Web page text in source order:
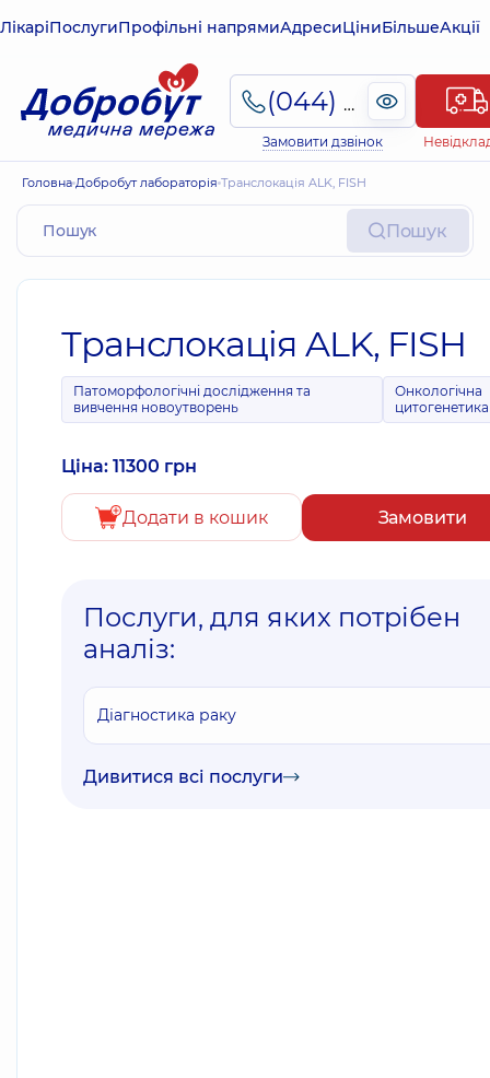
ЛікаріПослугиПрофільні напрямиАдресиЦіниБільшеАкції
(044) 495-2-888
Замовити дзвінок
Головна Добробут лабораторія Транслокація ALK, FISH
Пошук
Транслокація ALK, FISH
Патоморфологічні дослідження та
вивчення новоутворень
Онкологічна
цитогенетика
Ціна: 11300 грн
Додати в кошик Замовити
Послуги, для яких потрібен
аналіз:
Діагностика раку
Дивитися всі послуги